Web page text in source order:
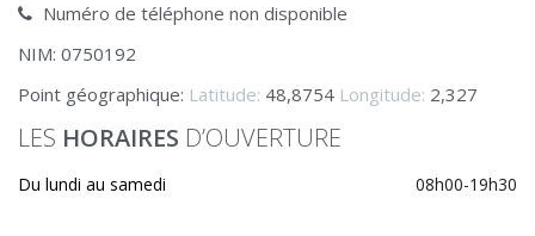
Numéro de téléphone non disponible
NIM: 0750192
Point géographique: Latitude: 48,8754 Longitude: 2,327
LES HORAIRES D’OUVERTURE
Du lundi au samedi 08h00-19h30